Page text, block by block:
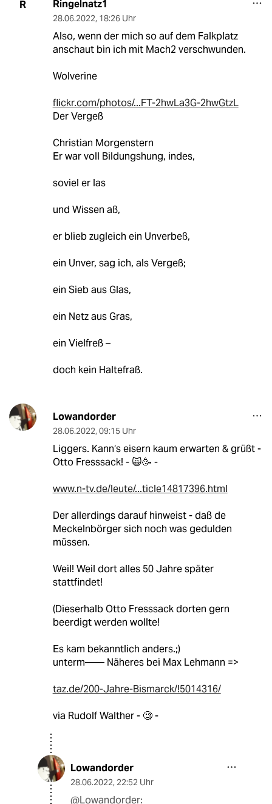
R Ringelnatz1
28.06.2022, 18:26 Uhr
Also, wenn der mich so auf dem Falkplatz
anschaut bin ich mit Mach2 verschwunden.
Wolverine
flickr.com/photos/...FT-2hwLa3G-2hwGtzL
Der Vergeß
Christian Morgenstern
Er war voll Bildungshung, indes,
soviel er las
und Wissen aß,
er blieb zugleich ein Unverbeß,
ein Unver, sag ich, als Vergeß;
ein Sieb aus Glas,
ein Netz aus Gras,
ein Vielfreß –
doch kein Haltefraß.
Lowandorder
28.06.2022, 09:15 Uhr
Liggers. Kann‘s eisern kaum erwarten & grüßt -
Otto Fresssack! - 🙀🥳 -
www.n-tv.de/leute/...ticle14817396.html
Der allerdings darauf hinweist - daß de
Meckelnbörger sich noch was gedulden
müssen.
Weil! Weil dort alles 50 Jahre später
stattfindet!
(Dieserhalb Otto Fresssack dorten gern
beerdigt werden wollte!
Es kam bekanntlich anders.;)
unterm—— Näheres bei Max Lehmann =>
taz.de/200-Jahre-Bismarck/!5014316/
via Rudolf Walther - 🧐 -
Lowandorder
28.06.2022, 22:52 Uhr
@Lowandorder: